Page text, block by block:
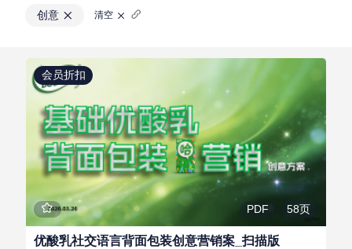
创意 清空
会员折扣
PDF 58页
优酸乳社交语言背面包装创意营销案_扫描版